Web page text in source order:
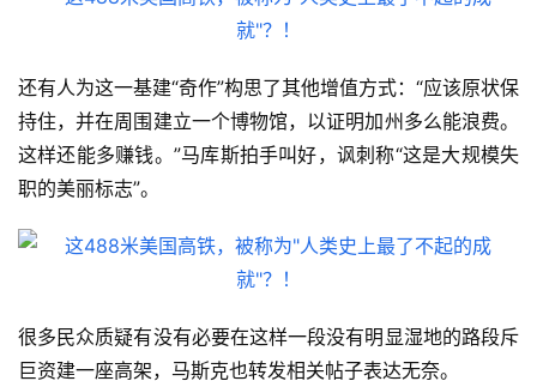
还有人为这一基建“奇作”构思了其他增值方式：“应该原状保
持住，并在周围建立一个博物馆，以证明加州多么能浪费。
这样还能多赚钱。”马库斯拍手叫好，讽刺称“这是大规模失
职的美丽标志”。
很多民众质疑有没有必要在这样一段没有明显湿地的路段斥
巨资建一座高架，马斯克也转发相关帖子表达无奈。